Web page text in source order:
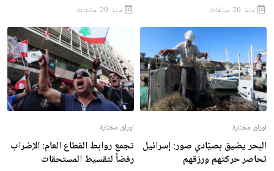
منذ 20 ساعات منذ 20 ساعات
اوراق مختارة
البحر يضيق بصيّادي صور: إسرائيل
تحاصر حركتهم ورزقهم
اوراق مختارة
تجمع روابط القطاع العام: الإضراب
رفضاً لتقسيط المستحقات